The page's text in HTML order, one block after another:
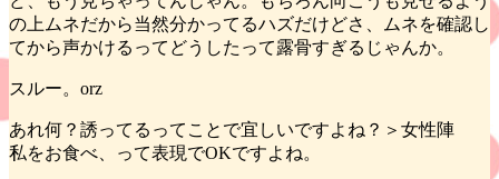
の上ムネだから当然分かってるハズだけどさ、ムネを確認し
てから声かけるってどうしたって露骨すぎるじゃんか。
スルー。orz
あれ何？誘ってるってことで宜しいですよね？＞女性陣
私をお食べ、って表現でOKですよね。